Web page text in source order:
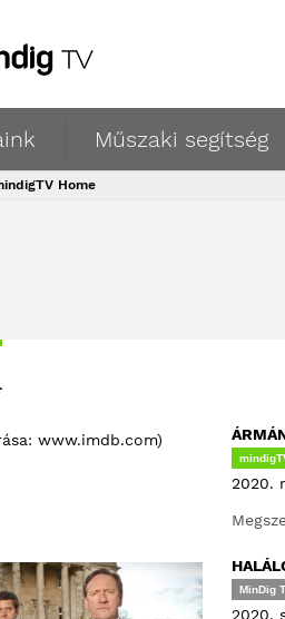
Műszaki segítség
Home
2020.
MinDig
2020.